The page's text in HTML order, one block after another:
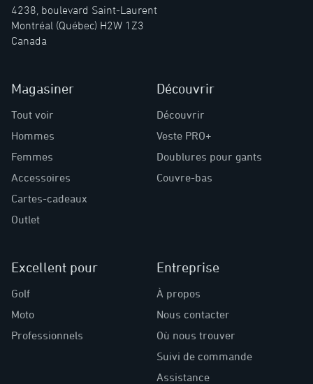
4238, boulevard Saint-Laurent
Montréal (Québec) H2W 1Z3
Canada
Magasiner
Tout voir
Hommes
Femmes
Accessoires
Cartes-cadeaux
Outlet
Découvrir
Découvrir
Veste PRO+
Doublures pour gants
Couvre-bas
Excellent pour
Golf
Moto
Professionnels
Entreprise
À propos
Nous contacter
Où nous trouver
Suivi de commande
Assistance